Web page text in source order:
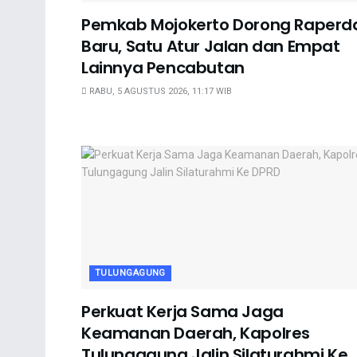
Pemkab Mojokerto Dorong
Baru, Satu Atur Jalan dan Empat
Lainnya Pencabutan
RABU, 5 AGUSTUS 2026, 11:17 WIB
TULUNGAGUNG
Perkuat Kerja Sama Jaga
Keamanan Daerah, Kapolres